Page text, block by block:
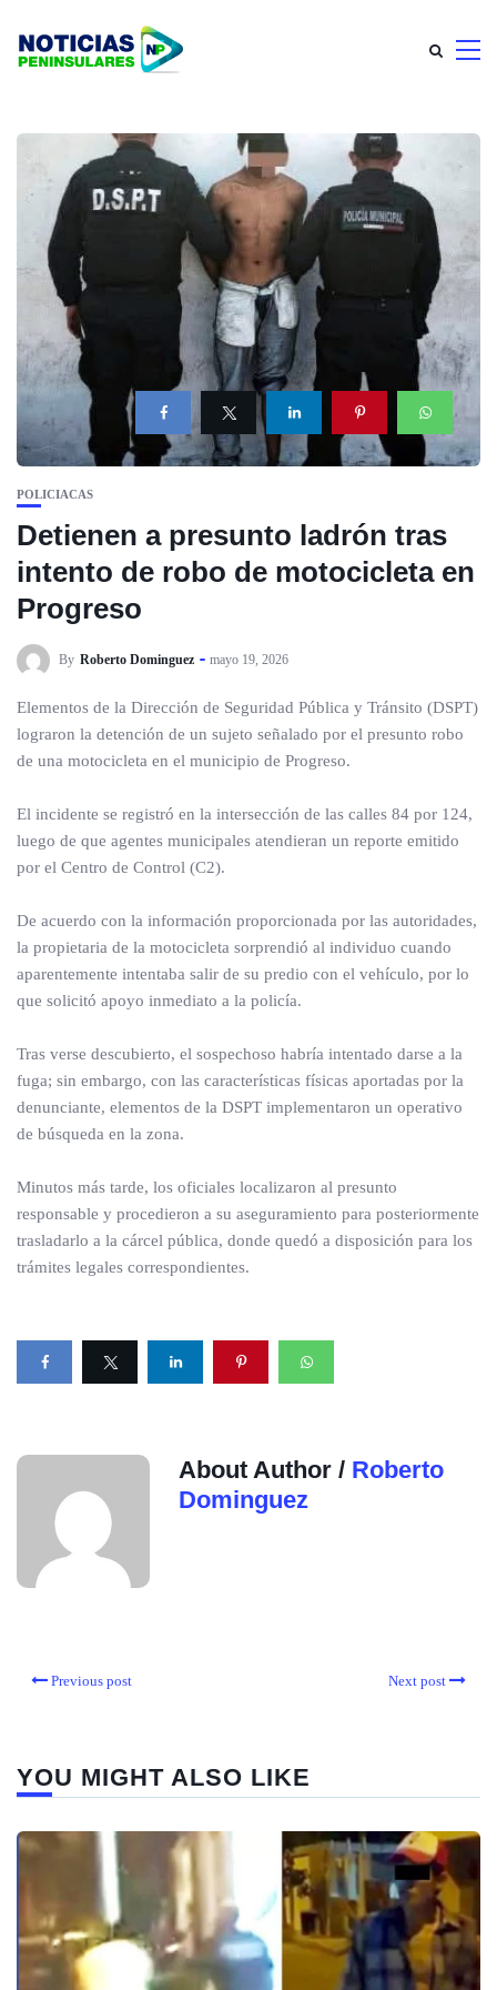
POLICIACAS
Detienen a presunto ladrón tras
intento de robo de motocicleta en
Progreso
By Roberto Dominguez mayo 19, 2026
Elementos de la Dirección de Seguridad Pública y Tránsito (DSPT)
lograron la detención de un sujeto señalado por el presunto robo
de una motocicleta en el municipio de Progreso.
El incidente se registró en la intersección de las calles 84 por 124,
luego de que agentes municipales atendieran un reporte emitido
por el Centro de Control (C2).
De acuerdo con la información proporcionada por las autoridades,
la propietaria de la motocicleta sorprendió al individuo cuando
aparentemente intentaba salir de su predio con el vehículo, por lo
que solicitó apoyo inmediato a la policía.
Tras verse descubierto, el sospechoso habría intentado darse a la
fuga; sin embargo, con las características físicas aportadas por la
denunciante, elementos de la DSPT implementaron un operativo
de búsqueda en la zona.
Minutos más tarde, los oficiales localizaron al presunto
responsable y procedieron a su aseguramiento para posteriormente
trasladarlo a la cárcel pública, donde quedó a disposición para los
trámites legales correspondientes.
About Author / Roberto
Dominguez
Previous post Next post
YOU MIGHT ALSO LIKE